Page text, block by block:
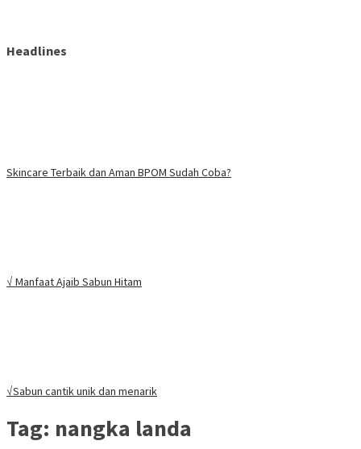
Headlines
Skincare Terbaik dan Aman BPOM Sudah Coba?
√ Manfaat Ajaib Sabun Hitam
√Sabun cantik unik dan menarik
Tag: nangka landa